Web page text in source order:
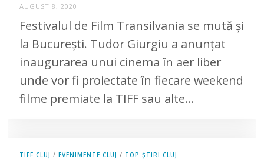
AUGUST 8, 2020
G
U
S
T
8
,
2
0
2
0
Festivalul de Film Transilvania se mută și
la București. Tudor Giurgiu a anunțat
inaugurarea unui cinema în aer liber
unde vor fi proiectate în fiecare weekend
filme premiate la TIFF sau alte…
TIFF CLUJ / EVENIMENTE CLUJ / TOP ȘTIRI CLUJ